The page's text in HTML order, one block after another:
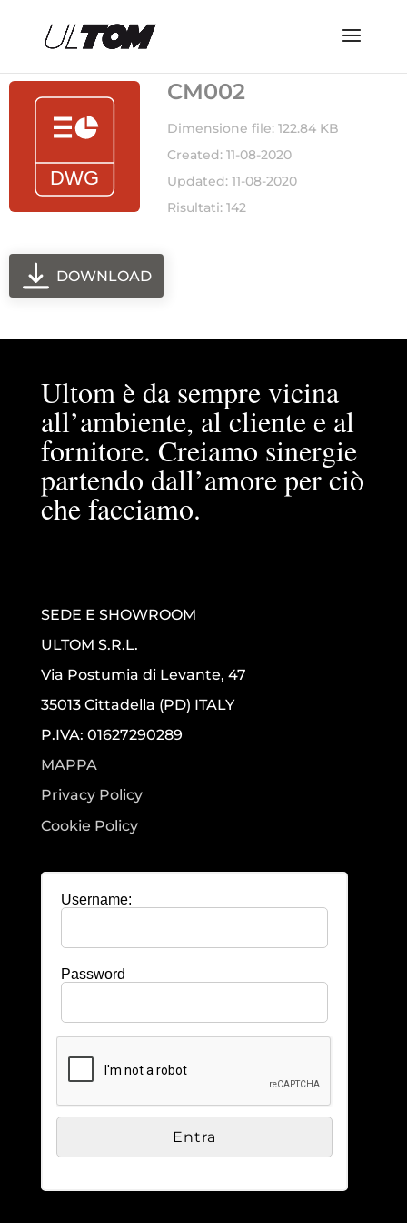
CM002
Dimensione file: 122.84 KB
Created: 11-08-2020
Updated: 11-08-2020
Risultati: 142
DOWNLOAD
Ultom è da sempre vicina
all’ambiente, al cliente e al
fornitore. Creiamo sinergie
partendo dall’amore per ciò
che facciamo.
SEDE E SHOWROOM
ULTOM S.R.L.
Via Postumia di Levante, 47
35013 Cittadella (PD) ITALY
P.IVA: 01627290289
MAPPA
Privacy Policy
Cookie Policy
Username:
Password